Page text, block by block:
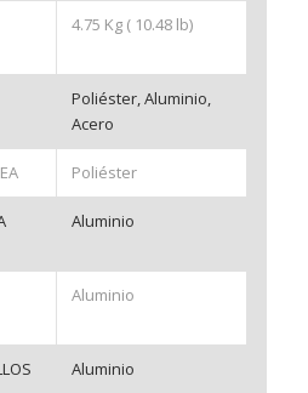
4.75 Kg ( 10.48 lb)
Poliéster, Aluminio,
Acero
Poliéster
Aluminio
Aluminio
Aluminio